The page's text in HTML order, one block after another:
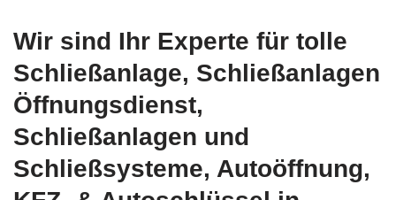
Wir sind Ihr Experte für tolle
Schließanlage, Schließanlagen
Öffnungsdienst,
Schließanlagen und
Schließsysteme, Autoöffnung,